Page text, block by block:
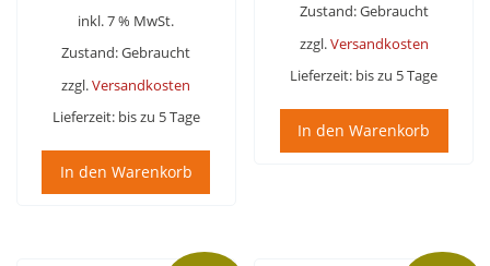
inkl. 7 % MwSt.
Zustand: Gebraucht
zzgl.Versandkosten
Lieferzeit: bis zu 5 Tage
In den Warenkorb
29,95 €24,95 €.
Zustand: Gebraucht
zzgl.Versandkosten
Lieferzeit: bis zu 5 Tage
In den Warenkorb